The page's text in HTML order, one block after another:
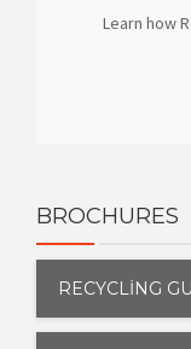
Learn how
BROCHURES
RECYCLING